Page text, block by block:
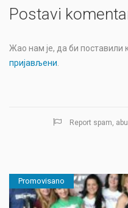
Postavi
Жао нам је, да би поставили
пријављени.
Report spam,
Promovisano